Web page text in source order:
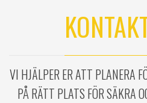
VI HJÄLPER ER ATT PLANERA
PÅ RÄTT PLATS FÖR SÄKRA